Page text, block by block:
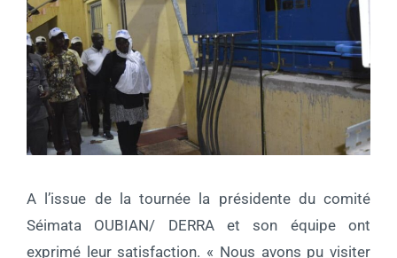
A l’issue de la tournée la présidente du comité
Séimata OUBIAN/ DERRA et son équipe ont
exprimé leur satisfaction. « Nous avons pu visiter